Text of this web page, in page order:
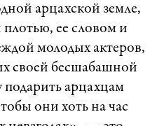
арцахской земле,
ее словом и
молодых актеров,
своей бесшабашной
подарить арцахцам
они хоть на час